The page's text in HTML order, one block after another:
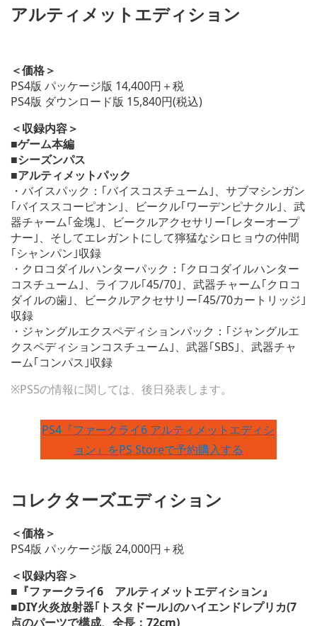
アルティメットエディション
＜価格＞
PS4版 パッケージ版 14,400円＋税
PS4版 ダウンロード版 15,840円(税込)
＜収録内容＞
■ゲーム本編
■シーズンパス
■アルティメットパック
・バイスパック：｢バイスコスチューム｣、サブマシンガン
｢バイススコーピオン｣、ビークル｢ワーデンピナクル｣、武
器チャーム｢金塊｣、ビークルアクセサリー｢レターオープ
ナー｣、そしてエレガントにして獰猛なシロヒョウの仲間
｢シャンパン｣収録
・クロコダイルハンターパック：｢クロコダイルハンター
コスチューム｣、ライフル｢45/70｣、武器チャーム｢クロコ
ダイルの歯｣、ビークルアクセサリー｢45/70カートリッジ｣
収録
・ジャングルエクスペディションパック：｢ジャングルエ
クスペディションコスチューム｣、武器｢SBS｣、武器チャ
ーム｢コンパス｣収録
※PS5の情報に関しては、後日発表します。
PS4『ファークライ6 アルティメットエディシ
ョン』をPS Storeで予約購入する
コレクターズエディション
＜価格＞
PS4版 パッケージ版 24,000円＋税
＜収録内容＞
■『ファークライ6 アルティメットエディション』
■DIY火炎放射器｢トスタドール｣のハイエンドレプリカ(7
点のパーツで構成、全長：72cm)